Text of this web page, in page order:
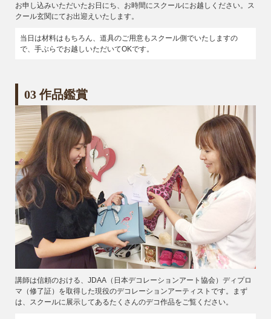
お申し込みいただいたお日にち、お時間にスクールにお越しください。ス
クール玄関にてお出迎えいたします。
当日は材料はもちろん、道具のご用意もスクール側でいたしますの
で、手ぶらでお越しいただいてOKです。
03 作品鑑賞
講師は信頼のおける、JDAA（日本デコレーションアート協会）ディプロ
マ（修了証）を取得した現役のデコレーションアーティストです。まず
は、スクールに展示してあるたくさんのデコ作品をご覧ください。